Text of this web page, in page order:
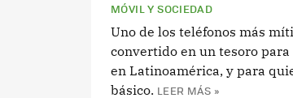
MÓVIL Y SOCIEDAD
Uno de los teléfonos más
convertido en un tesoro
en Latinoamérica, y para
básico. LEER MÁS »